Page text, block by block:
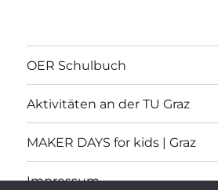
OER Schulbuch
Aktivitäten an der TU Graz
MAKER DAYS for kids | Graz
Impressum